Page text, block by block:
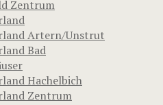
Zentrum
Artern/Unstrut
Bad
Hachelbich
Zentrum